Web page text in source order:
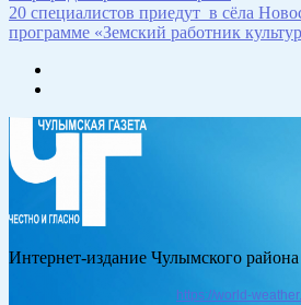
20 специалистов приедут в сёла
программе «Земский работник
Интернет-издание Чулымского района
https://world-